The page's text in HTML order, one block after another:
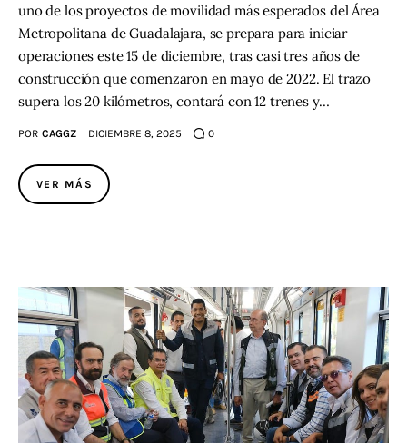
uno de los proyectos de movilidad más esperados del Área
Metropolitana de Guadalajara, se prepara para iniciar
operaciones este 15 de diciembre, tras casi tres años de
construcción que comenzaron en mayo de 2022. El trazo
supera los 20 kilómetros, contará con 12 trenes y…
POR CAGGZ DICIEMBRE 8, 2025 0
VER MÁS